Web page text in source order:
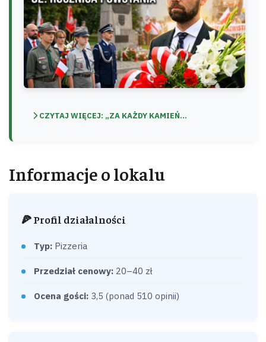
CZYTAJ WIĘCEJ: „ZA KAŻDY KAMIEŃ...
Informacje o lokalu
🍕 Profil działalności
Typ: Pizzeria
Przedział cenowy: 20–40 zł
Ocena gości: 3,5 (ponad 510 opinii)